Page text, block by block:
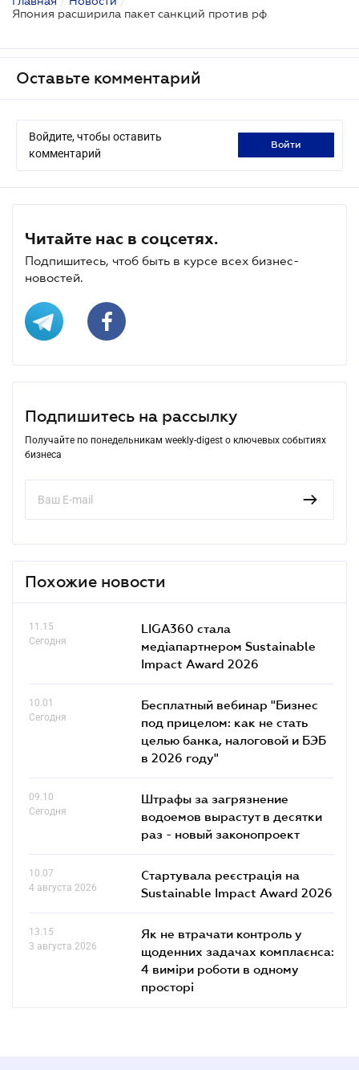
Япония расширила пакет санкций против рф
Оставьте комментарий
Войдите, чтобы оставить
комментарий
войти
Читайте нас в соцсетях.
Подпишитесь, чтоб быть в курсе всех бизнес-
новостей.
Подпишитесь на рассылку
Получайте по понедельникам weekly-digest о ключевых событиях
бизнеса
Похожие новости
11.15
Сегодня
LIGA360 стала
медіапартнером Sustainable
Impact Award 2026
10.01
Сегодня
Бесплатный вебинар "Бизнес
под прицелом: как не стать
целью банка, налоговой и БЭБ
в 2026 году"
09.10
Сегодня
Штрафы за загрязнение
водоемов вырастут в десятки
раз - новый законопроект
10.07
4 августа 2026
Стартувала реєстрація на
Sustainable Impact Award 2026
13.15
3 августа 2026
Як не втрачати контроль у
щоденних задачах комплаєнса:
4 виміри роботи в одному
просторі